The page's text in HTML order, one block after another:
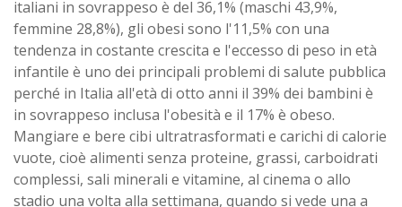
italiani in sovrappeso è del 36,1% (maschi 43,9%,
femmine 28,8%), gli obesi sono l'11,5% con una
tendenza in costante crescita e l'eccesso di peso in età
infantile è uno dei principali problemi di salute pubblica
perché in Italia all'età di otto anni il 39% dei bambini è
in sovrappeso inclusa l'obesità e il 17% è obeso.
Mangiare e bere cibi ultratrasformati e carichi di calorie
vuote, cioè alimenti senza proteine, grassi, carboidrati
complessi, sali minerali e vitamine, al cinema o allo
stadio una volta alla settimana, quando si vede una a